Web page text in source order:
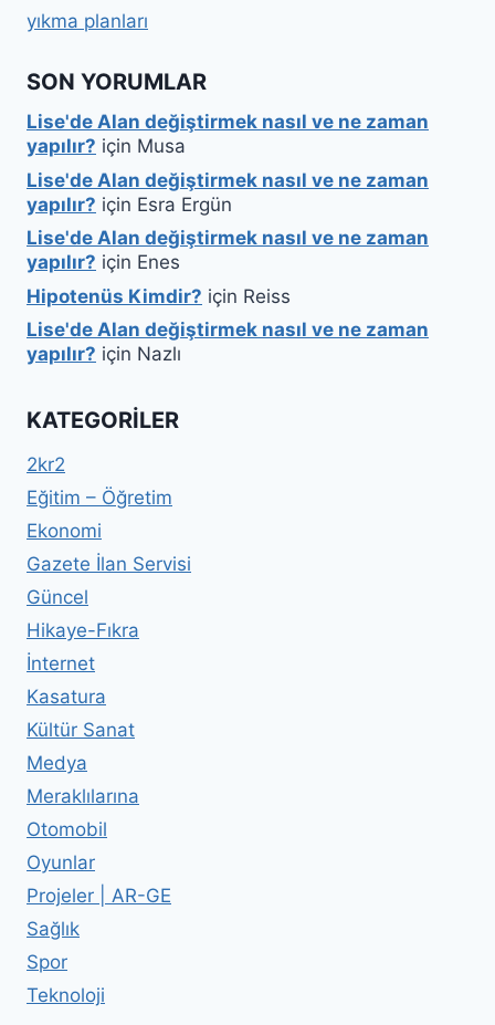
yıkma planları
SON YORUMLAR
Lise'de Alan değiştirmek nasıl ve ne zaman
yapılır? için Musa
Lise'de Alan değiştirmek nasıl ve ne zaman
yapılır? için Esra Ergün
Lise'de Alan değiştirmek nasıl ve ne zaman
yapılır? için Enes
Hipotenüs Kimdir? için Reiss
Lise'de Alan değiştirmek nasıl ve ne zaman
yapılır? için Nazlı
KATEGORILER
2kr2
Eğitim – Öğretim
Ekonomi
Gazete İlan Servisi
Güncel
Hikaye-Fıkra
İnternet
Kasatura
Kültür Sanat
Medya
Meraklılarına
Otomobil
Oyunlar
Projeler | AR-GE
Sağlık
Spor
Teknoloji